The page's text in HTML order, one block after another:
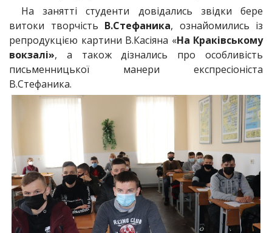
На занятті студенти довідались звідки бере
витоки творчість В.Стефаника, ознайомились із
репродукцією картини В.Касіяна «На Краківському
вокзалі», а також дізнались про особливість
письменницької манери експресіоніста
В.Стефаника.